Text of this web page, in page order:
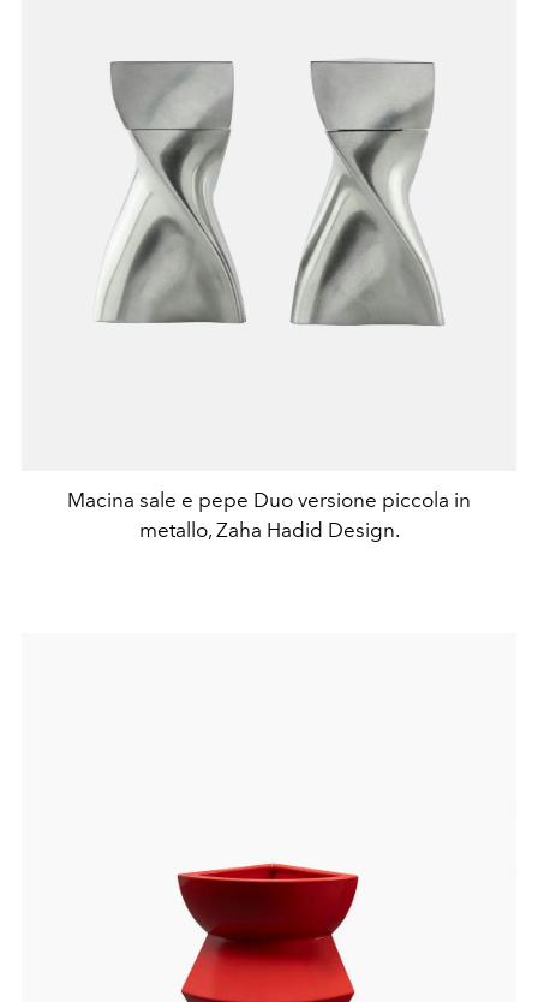
Macina sale e pepe Duo versione piccola in
metallo, Zaha Hadid Design.